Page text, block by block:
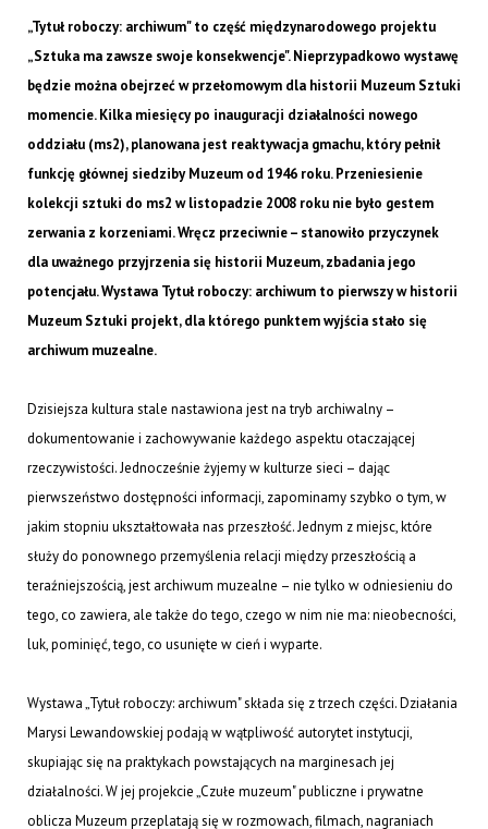
„Tytuł roboczy: archiwum" to część międzynarodowego projektu
„Sztuka ma zawsze swoje konsekwencje". Nieprzypadkowo wystawę
będzie można obejrzeć w przełomowym dla historii Muzeum Sztuki
momencie. Kilka miesięcy po inauguracji działalności nowego
oddziału (ms2), planowana jest reaktywacja gmachu, który pełnił
funkcję głównej siedziby Muzeum od 1946 roku. Przeniesienie
kolekcji sztuki do ms2 w listopadzie 2008 roku nie było gestem
zerwania z korzeniami. Wręcz przeciwnie – stanowiło przyczynek
dla uważnego przyjrzenia się historii Muzeum, zbadania jego
potencjału. Wystawa Tytuł roboczy: archiwum to pierwszy w historii
Muzeum Sztuki projekt, dla którego punktem wyjścia stało się
archiwum muzealne.
Dzisiejsza kultura stale nastawiona jest na tryb archiwalny –
dokumentowanie i zachowywanie każdego aspektu otaczającej
rzeczywistości. Jednocześnie żyjemy w kulturze sieci – dając
pierwszeństwo dostępności informacji, zapominamy szybko o tym, w
jakim stopniu ukształtowała nas przeszłość. Jednym z miejsc, które
służy do ponownego przemyślenia relacji między przeszłością a
teraźniejszością, jest archiwum muzealne – nie tylko w odniesieniu do
tego, co zawiera, ale także do tego, czego w nim nie ma: nieobecności,
luk, pominięć, tego, co usunięte w cień i wyparte.
Wystawa „Tytuł roboczy: archiwum" składa się z trzech części. Działania
Marysi Lewandowskiej podają w wątpliwość autorytet instytucji,
skupiając się na praktykach powstających na marginesach jej
działalności. W jej projekcie „Czułe muzeum" publiczne i prywatne
oblicza Muzeum przeplatają się w rozmowach, filmach, nagraniach